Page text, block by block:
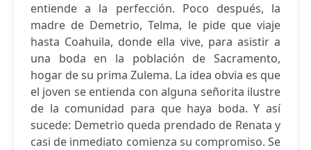
entiende a la perfección. Poco después, la
madre de Demetrio, Telma, le pide que viaje
hasta Coahuila, donde ella vive, para asistir a
una boda en la población de Sacramento,
hogar de su prima Zulema. La idea obvia es que
el joven se entienda con alguna señorita ilustre
de la comunidad para que haya boda. Y así
sucede: Demetrio queda prendado de Renata y
casi de inmediato comienza su compromiso. Se